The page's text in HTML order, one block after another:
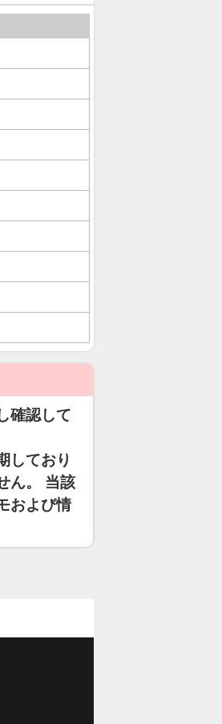
確認して
しており
ん。 当該
および情